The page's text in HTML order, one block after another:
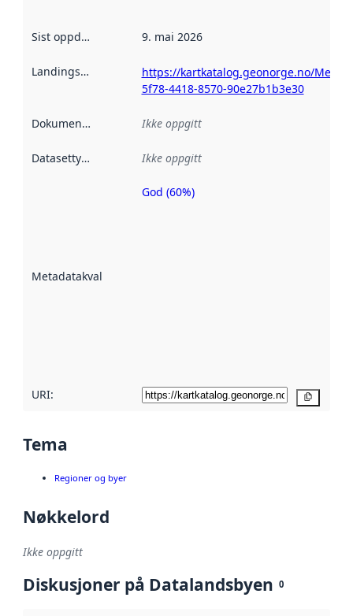
Sist oppdatert 9. mai 2026
Landingsside
https://kartkatalog.geonorge.no/
5f78-4418-8570-90e27b1b3e30
Dokumentasjon Ikke oppgitt
Datasettype Ikke oppgitt
Metadatakvalitet
Metadatakvalitet
God (60%)
URI:
Tema
Regioner og byer
Nøkkelord
Ikke oppgitt
Diskusjoner på Datalandsbyen 0